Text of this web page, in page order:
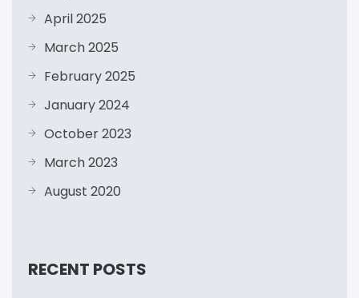
April 2025
March 2025
February 2025
January 2024
October 2023
March 2023
August 2020
RECENT POSTS